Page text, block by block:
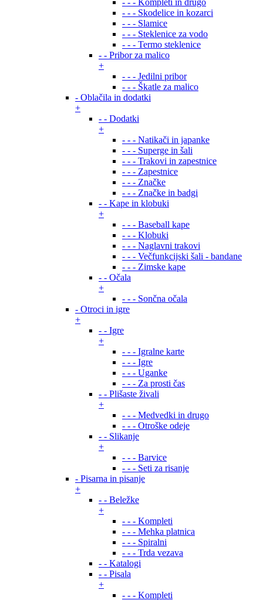
- - - Kompleti in drugo
- - - Skodelice in kozarci
- - - Slamice
- - - Steklenice za vodo
- - - Termo steklenice
- - Pribor za malico
+
- - - Jedilni pribor
- - - Škatle za malico
- Oblačila in dodatki
+
- - Dodatki
+
- - - Natikači in japanke
- - - Superge in šali
- - - Trakovi in zapestnice
- - - Zapestnice
- - - Značke
- - - Značke in badgi
- - Kape in klobuki
+
- - - Baseball kape
- - - Klobuki
- - - Naglavni trakovi
- - - Večfunkcijski šali - bandane
- - - Zimske kape
- - Očala
+
- - - Sončna očala
- Otroci in igre
+
- - Igre
+
- - - Igralne karte
- - - Igre
- - - Uganke
- - - Za prosti čas
- - Plišaste živali
+
- - - Medvedki in drugo
- - - Otroške odeje
- - Slikanje
+
- - - Barvice
- - - Seti za risanje
- Pisarna in pisanje
+
- - Beležke
+
- - - Kompleti
- - - Mehka platnica
- - - Spiralni
- - - Trda vezava
- - Katalogi
- - Pisala
+
- - - Kompleti